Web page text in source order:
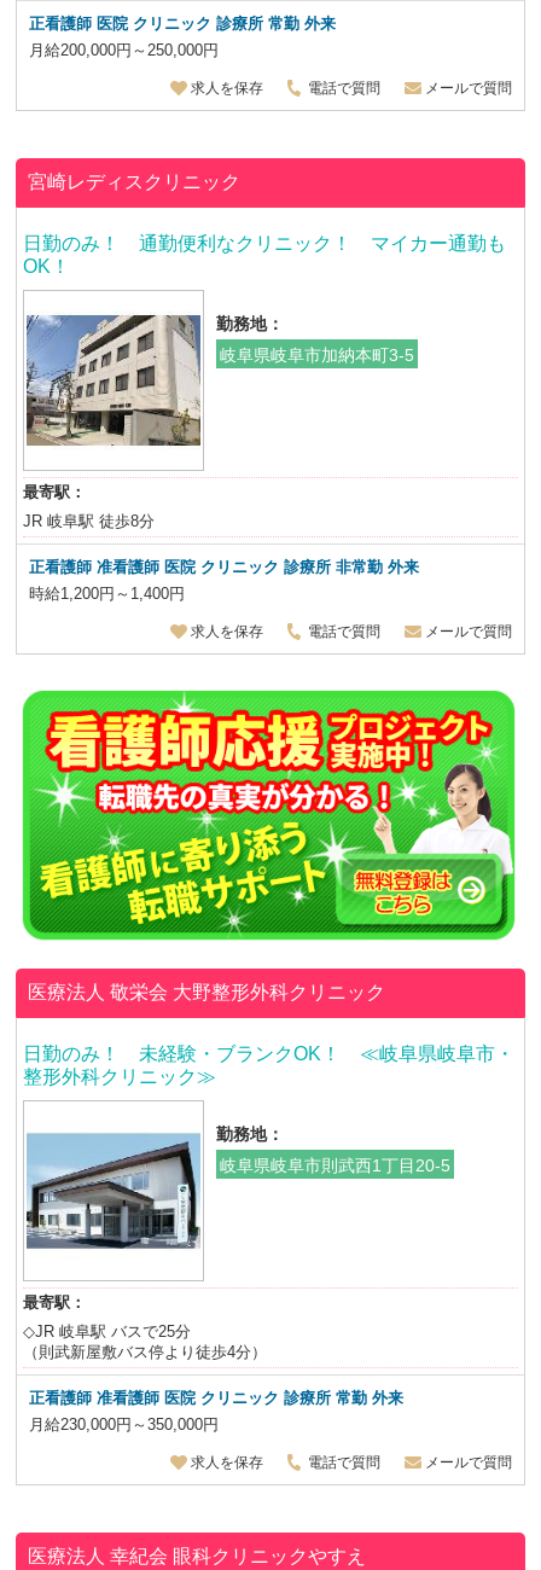
正看護師 医院 クリニック 診療所 常勤 外来
月給200,000円～250,000円
求人を保存 電話で質問 メールで質問
宮崎レディスクリニック
日勤のみ！ 通勤便利なクリニック！ マイカー通勤も
OK！
勤務地：
岐阜県岐阜市加納本町3-5
最寄駅：
JR 岐阜駅 徒歩8分
正看護師 准看護師 医院 クリニック 診療所 非常勤 外来
時給1,200円～1,400円
求人を保存 電話で質問 メールで質問
医療法人 敬栄会 大野整形外科クリニック
日勤のみ！ 未経験・ブランクOK！ ≪岐阜県岐阜市・
整形外科クリニック≫
勤務地：
岐阜県岐阜市則武西1丁目20-5
最寄駅：
◇JR 岐阜駅 バスで25分
（則武新屋敷バス停より徒歩4分）
正看護師 准看護師 医院 クリニック 診療所 常勤 外来
月給230,000円～350,000円
求人を保存 電話で質問 メールで質問
医療法人 幸紀会 眼科クリニックやすえ